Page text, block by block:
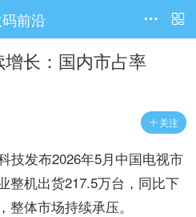
前沿 

长：国内市占率
 关注
技发布2026年5月中国电视市
整机出货217.5万台，同比下
体市场持续承压。